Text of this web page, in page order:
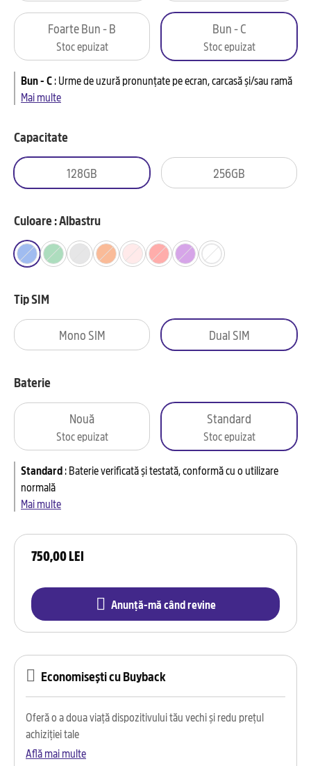
750,00 LEI
Anunță-mă când revine
Foarte Bun - B
Stoc epuizat
Bun - C
Stoc epuizat
Bun - C:Urme de uzură pronunțate pe ecran, carcasă și/sau ramă
Mai multe
Capacitate
128GB 256GB
Culoare : Albastru
Tip SIM
Mono SIM Dual SIM
Baterie
Nouă
Stoc epuizat
Standard
Stoc epuizat
Standard:Baterie verificată și testată, conformă cu o utilizare
normală
Mai multe
Economisești cu Buyback
Oferă o a doua viață dispozitivului tău vechi și redu prețul
achiziției tale
Află mai multe